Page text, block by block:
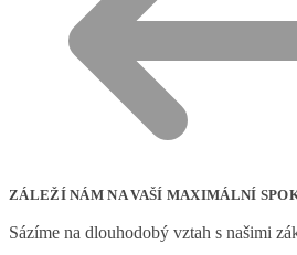
ZÁLEŽÍ NÁM NA VAŠÍ MAXIMÁLNÍ
Sázíme na dlouhodobý vztah s našimi